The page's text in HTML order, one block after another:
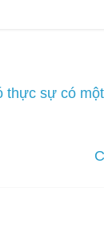
thực sự có